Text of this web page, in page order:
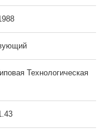
Технологическая